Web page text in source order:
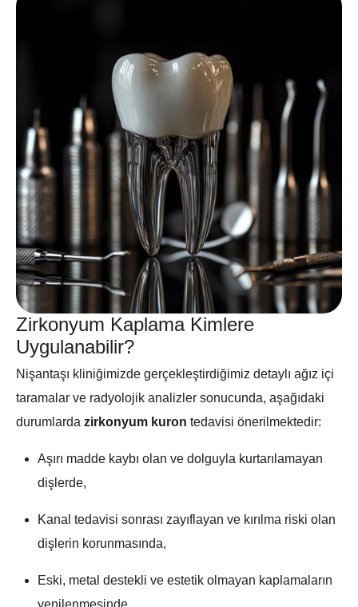
Zirkonyum Kaplama Kimlere
Uygulanabilir?
Nişantaşı kliniğimizde gerçekleştirdiğimiz detaylı ağız içi
taramalar ve radyolojik analizler sonucunda, aşağıdaki
durumlarda zirkonyum kuron tedavisi önerilmektedir:
Aşırı madde kaybı olan ve dolguyla kurtarılamayan
dişlerde,
Kanal tedavisi sonrası zayıflayan ve kırılma riski olan
dişlerin korunmasında,
Eski, metal destekli ve estetik olmayan kaplamaların
yenilenmesinde,